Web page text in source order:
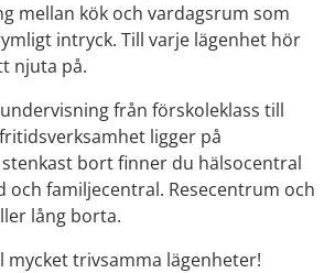
mellan kök och vardagsrum som
intryck. Till varje lägenhet hör
njuta på.
från förskoleklass till
ligger på
bort finner du hälsocentral
och familjecentral. Resecentrum och
lång borta.
mycket trivsamma lägenheter!